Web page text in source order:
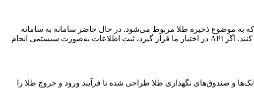
به موضوع ذخیره طلا مربوط می‌شود. در حال حاضر سامانه به سامانه
جامع تجارت متصل نیست. درخواست ما از مسئولان ذی‌ربط این است که برای اتصال این سامانه به سامانه جامع تجارت همکاری کنند. اگر API در اختیار ما قرار گیرد، ثبت اطلاعات به‌صورت سیستمی انجام
و صندوق‌های نگهداری طلا طراحی شده تا فرآیند ورود و خروج طلا را